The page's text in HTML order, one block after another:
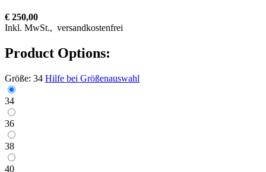
€ 250,00
Inkl. MwSt., versandkostenfrei
Product Options:
Größe: 34 Hilfe bei Größenauswahl
34
36
38
40